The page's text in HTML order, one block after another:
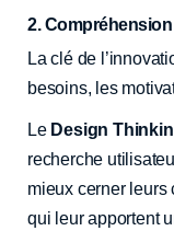
2.
La clé de
besoins, les
Le Design
recherche
mieux cerner
qui leur apportent